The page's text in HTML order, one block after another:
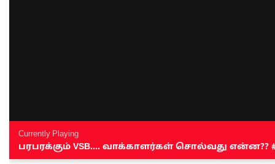
Currently Playing
பரபரக்கும் VSB.... வாக்காளர்கள் சொல்வது என்ன??